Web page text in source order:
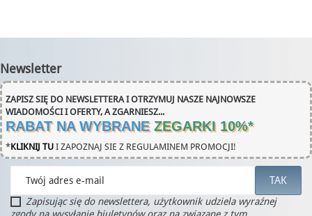
Newsletter
ZAPISZ SIĘ DO NEWSLETTERA I OTRZYMUJ NASZE NAJNOWSZE
WIADOMOŚCI I OFERTY, A ZGARNIESZ...
RABAT NA WYBRANE ZEGARKI 10%*
*KLIKNIJ TU I ZAPOZNAJ SIE Z REGULAMINEM PROMOCJI!
Zapisując się do newslettera, użytkownik udziela wyraźnej
zgody na wysyłanie biuletynów oraz na związane z tym